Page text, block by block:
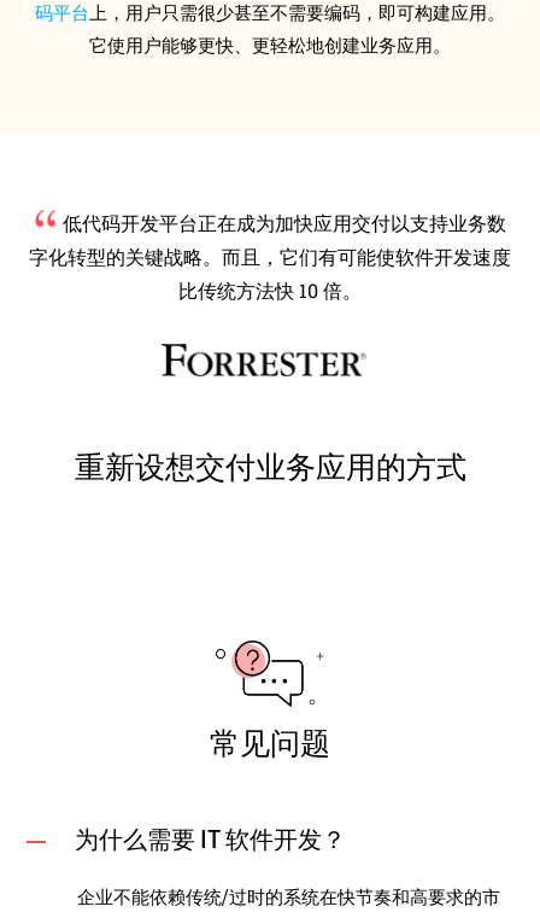
码平台 上，用户只需很少甚至不需要编码，即可构建应用。
它使用户能够更快、更轻松地创建业务应用。
低代码开发平台正在成为加快应用交付以支持业务数
字化转型的关键战略。而且，它们有可能使软件开发速度
比传统方法快 10 倍。
重新设想交付业务应用的方式
常见问题
为什么需要 IT 软件开发？
企业不能依赖传统/过时的系统在快节奏和高要求的市